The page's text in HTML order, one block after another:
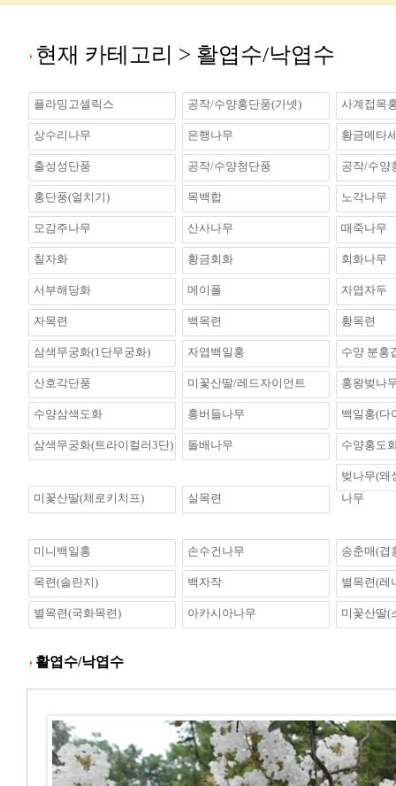
현재 카테고리 > 활엽수/낙엽수
플라밍고셀릭스 공작/수양홍단풍(가넷) 사계접목
상수리나무 은행나무 황금메타
출성성단풍 공작/수양청단풍 공작/수양
홍단풍(얼치기) 목백합 노각나무
모감주나무 산사나무 때죽나무
칠자화 황금회화 회화나무
서부해당화 메이폴 자엽자두
자목련 백목련 황목련
삼색무궁화(1단무궁화) 자엽백일홍 수양 분홍
산호각단풍 미꽃산딸/레드자이언트 홍왕벚나
수양삼색도화 홍버들나무 백일홍(다
삼색무궁화(트라이컬러3단) 돌배나무 수양홍도
미꽃산딸(체로키치프) 실목련
벚나무(왜
나무
미니백일홍 손수건나무 송춘매(겹
목련(솔란지) 백자작 별목련(레
별목련(국화목련) 아카시아나무 미꽃산딸(
활엽수/낙엽수